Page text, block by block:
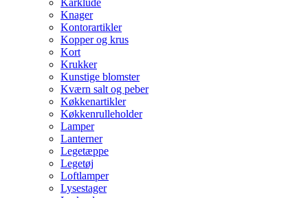
Karklude
Knager
Kontorartikler
Kopper og krus
Kort
Krukker
Kunstige blomster
Kværn salt og peber
Køkkenartikler
Køkkenrulleholder
Lamper
Lanterner
Legetæppe
Legetøj
Loftlamper
Lysestager